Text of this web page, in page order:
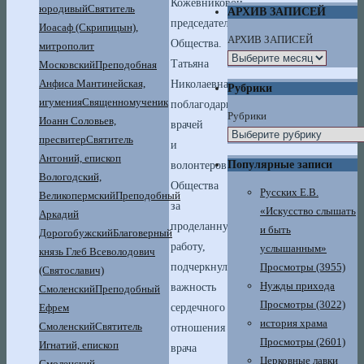
Кожевниковой,
председателя
Общества.
Татьяна
Николаевна
поблагодарила
врачей
и
волонтеров
Общества
за
проделанную
работу,
подчеркнула
важность
сердечного
отношения
врача
юродивыйСвятитель
Иоасаф (Скрипицын),
митрополит
МосковскийПреподобная
Анфиса Мантинейская,
игуменияСвященномученик
Иоанн Соловьев,
пресвитерСвятитель
Антоний, епископ
Вологодский,
ВеликопермскийПреподобный
Аркадий
ДорогобужскийБлаговерный
князь Глеб Всеволодович
(Святославич)
СмоленскийПреподобный
Ефрем
СмоленскийСвятитель
Игнатий, епископ
АРХИВ ЗАПИСЕЙ
АРХИВ ЗАПИСЕЙ
Рубрики
Рубрики
Популярные записи
Русских Е.В.
«Искусство слышать
и быть
услышанным»
Просмотры (3955)
Нужды прихода
Просмотры (3022)
история храма
Просмотры (2601)
Церковные лавки